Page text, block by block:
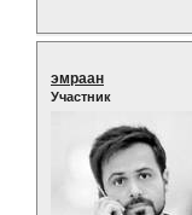
эмраан
Участник